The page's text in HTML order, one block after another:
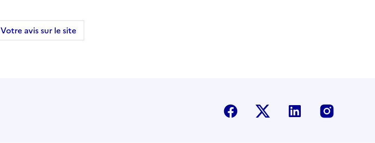
Votre avis sur le site
Facebook Twitter-X Linkedin